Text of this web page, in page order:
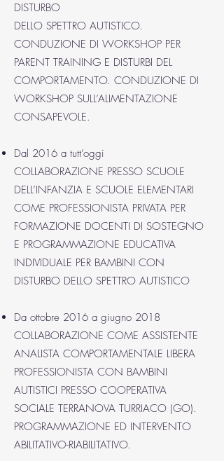
DISTURBO
DELLO SPETTRO AUTISTICO.
CONDUZIONE DI WORKSHOP PER
PARENT TRAINING E DISTURBI DEL
COMPORTAMENTO. CONDUZIONE DI
WORKSHOP SULL’ALIMENTAZIONE
CONSAPEVOLE.
Dal 2016 a tutt’oggi
COLLABORAZIONE PRESSO SCUOLE
DELL’INFANZIA E SCUOLE ELEMENTARI
COME PROFESSIONISTA PRIVATA PER
FORMAZIONE DOCENTI DI SOSTEGNO
E PROGRAMMAZIONE EDUCATIVA
INDIVIDUALE PER BAMBINI CON
DISTURBO DELLO SPETTRO AUTISTICO
Da ottobre 2016 a giugno 2018
COLLABORAZIONE COME ASSISTENTE
ANALISTA COMPORTAMENTALE LIBERA
PROFESSIONISTA CON BAMBINI
AUTISTICI PRESSO COOPERATIVA
SOCIALE TERRANOVA TURRIACO (GO).
PROGRAMMAZIONE ED INTERVENTO
ABILITATIVO-RIABILITATIVO.